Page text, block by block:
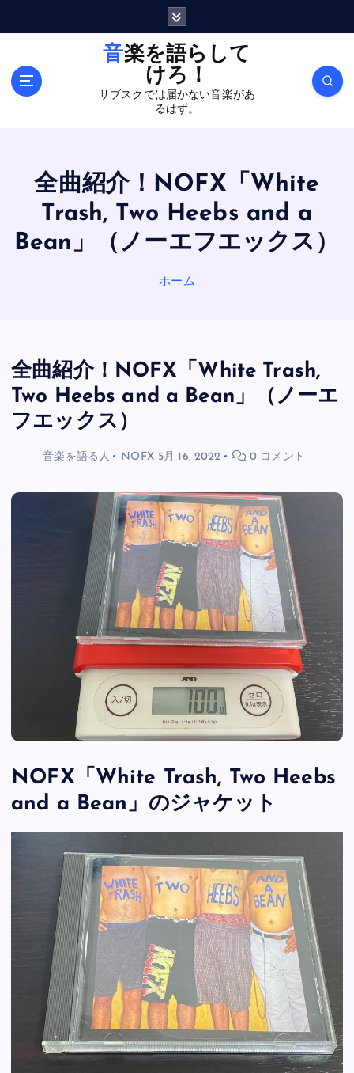
音楽を語らして
けろ！
サブスクでは届かない音楽があ
るはず。
全曲紹介！NOFX「White
Trash, Two Heebs and a
Bean」（ノーエフエックス）
ホーム
全曲紹介！NOFX「White Trash,
Two Heebs and a Bean」（ノーエ
フエックス）
音楽を語る人 NOFX 5月 16, 2022 0 コメント
NOFX「White Trash, Two Heebs
and a Bean」のジャケット